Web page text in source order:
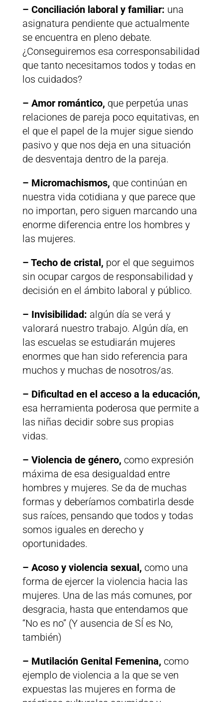
– Conciliación laboral y familiar: una
asignatura pendiente que actualmente
se encuentra en pleno debate.
¿Conseguiremos esa corresponsabilidad
que tanto necesitamos todos y todas en
los cuidados?
– Amor romántico, que perpetúa unas
relaciones de pareja poco equitativas, en
el que el papel de la mujer sigue siendo
pasivo y que nos deja en una situación
de desventaja dentro de la pareja.
– Micromachismos, que continúan en
nuestra vida cotidiana y que parece que
no importan, pero siguen marcando una
enorme diferencia entre los hombres y
las mujeres.
– Techo de cristal, por el que seguimos
sin ocupar cargos de responsabilidad y
decisión en el ámbito laboral y público.
– Invisibilidad: algún día se verá y
valorará nuestro trabajo. Algún día, en
las escuelas se estudiarán mujeres
enormes que han sido referencia para
muchos y muchas de nosotros/as.
– Dificultad en el acceso a la educación,
esa herramienta poderosa que permite a
las niñas decidir sobre sus propias
vidas.
– Violencia de género, como expresión
máxima de esa desigualdad entre
hombres y mujeres. Se da de muchas
formas y deberíamos combatirla desde
sus raíces, pensando que todos y todas
somos iguales en derecho y
oportunidades.
– Acoso y violencia sexual, como una
forma de ejercer la violencia hacia las
mujeres. Una de las más comunes, por
desgracia, hasta que entendamos que
“No es no” (Y ausencia de SÍ es No,
también)
– Mutilación Genital Femenina, como
ejemplo de violencia a la que se ven
expuestas las mujeres en forma de